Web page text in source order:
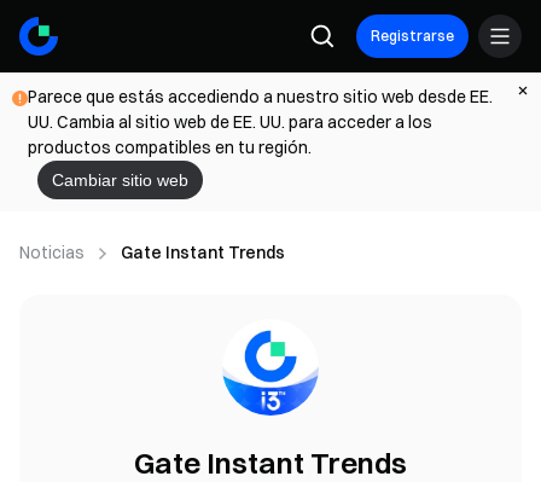
Registrarse
Parece que estás accediendo a nuestro sitio web desde EE.
UU. Cambia al sitio web de EE. UU. para acceder a los
productos compatibles en tu región.
Cambiar sitio web
Noticias Gate Instant Trends
Gate Instant Trends